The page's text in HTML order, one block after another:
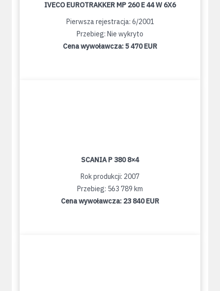
IVECO EUROTRAKKER MP 260 E 44 W 6X6
Pierwsza rejestracja: 6/2001
Przebieg: Nie wykryto
Cena wywoławcza:5 470 EUR
SCANIA P 380 8×4
Rok produkcji: 2007
Przebieg: 563 789 km
Cena wywoławcza: 23 840 EUR